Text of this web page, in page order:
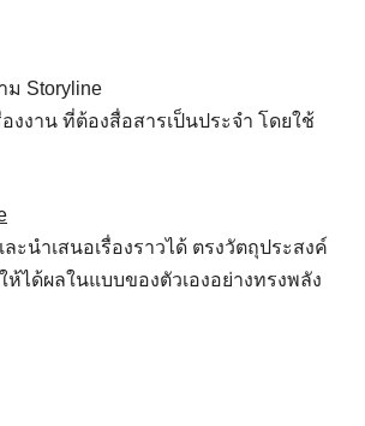
ม Storyline
งงาน ที่ต้องสื่อสารเป็นประจำ โดยใช้
ละนำเสนอเรื่องราวได้ ตรงวัตถุประสงค์
ห้ได้ผลในแบบของตัวเองอย่างทรงพลัง